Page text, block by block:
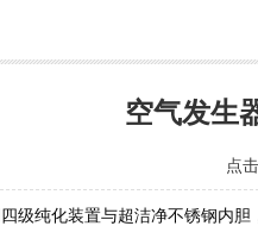
空气发生
点
级纯化装置与超洁净不锈钢内